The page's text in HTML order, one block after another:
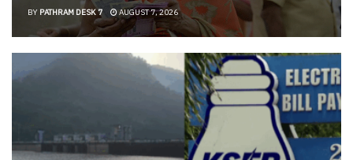
BY PATHRAM DESK 7 AUGUST 7, 2026